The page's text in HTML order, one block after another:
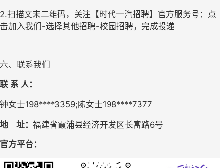
2.扫描文末二维码，关注【时代一汽招聘】官方服务号：点
击加入我们-选择其他招聘-校园招聘，完成投递
六、联系我们
联 系 人：
钟女士198****3359;陈女士198****7377
地 址： 福建省霞浦县经济开发区长富路6号
官方平台：